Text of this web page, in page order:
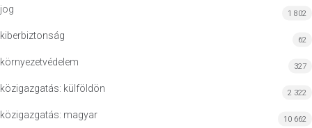
jog 1 802
kiberbiztonság 62
környezetvédelem 327
közigazgatás: külföldön 2 322
közigazgatás: magyar 10 662